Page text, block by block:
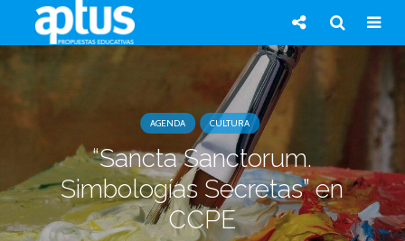
AGENDA CULTURA
“Sancta Sanctorum.
Simbologías Secretas” en
CCPE